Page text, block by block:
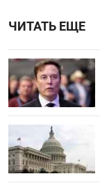
ЧИТАТЬ ЕЩЕ